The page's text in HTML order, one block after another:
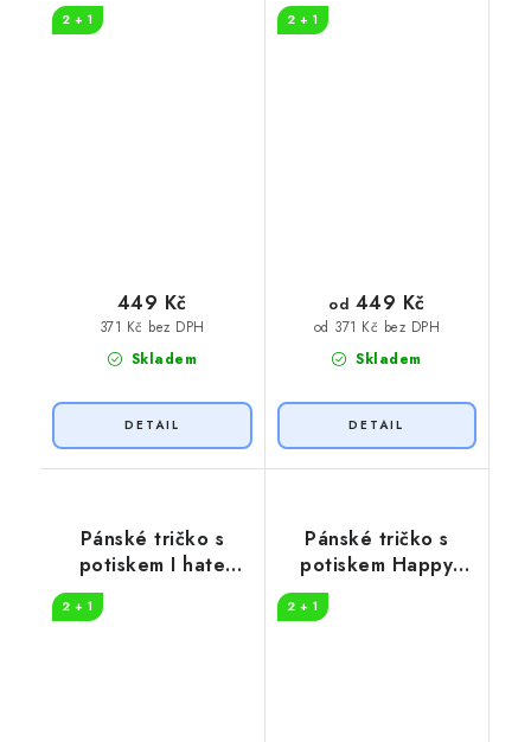
2 + 1
Skladem
371 Kč bez DPH
449 Kč
2 + 1
Skladem
od 371 Kč bez DPH
od 449 Kč
Pánské tričko s
potiskem I hate
2 + 1
Pánské tričko s
potiskem Happy
2 + 1